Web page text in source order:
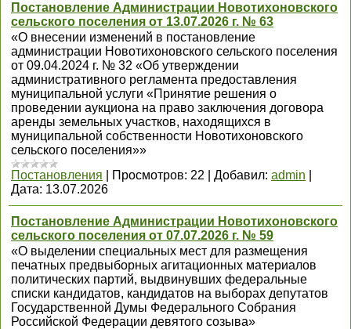
Постановление Администрации Новотихоновского
сельского поселения от 13.07.2026 г. № 63
«О внесении изменений в постановление
администрации Новотихоновского сельского поселения
от 09.04.2024 г. № 32 «Об утверждении
административного регламента предоставления
муниципальной услуги «Принятие решения о
проведении аукциона на право заключения договора
аренды земельных участков, находящихся в
муниципальной собственности Новотихоновского
сельского поселения»»
Постановления
Просмотров: 22 Добавил: admin
Дата: 13.07.2026
Постановление Администрации Новотихоновского
сельского поселения от 07.07.2026 г. № 59
«О выделении специальных мест для размещения
печатных предвыборных агитационных материалов
политических партий, выдвинувших федеральные
списки кандидатов, кандидатов на выборах депутатов
Государственной Думы Федерального Собрания
Российской Федерации девятого созыва»